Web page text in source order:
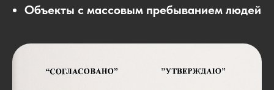
Объекты с массовым пребыванием людей